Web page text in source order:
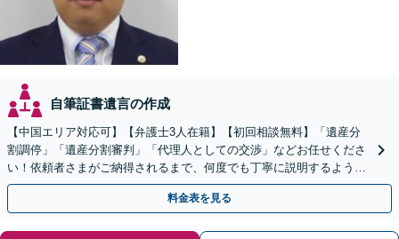
自筆証書遺言の作成
【中国エリア対応可】【弁護士3人在籍】【初回相談無料】「遺産分
割調停」「遺産分割審判」「代理人としての交渉」などお任せくださ
い！依頼者さまがご納得されるまで、何度でも丁寧に説明するよう心
掛けています【土日祝／夜間対応可】【当日／電話相談可】
料金表を見る